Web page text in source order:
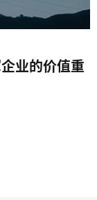
业的价值重